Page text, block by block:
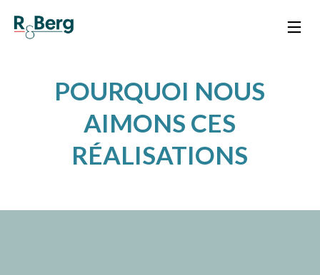
POURQUOI NOUS
AIMONS CES
RÉALISATIONS